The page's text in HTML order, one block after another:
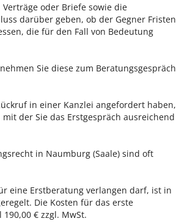
oder Briefe sowie die
darüber geben, ob der Gegner Fristen
die für den Fall von Bedeutung
Sie diese zum Beratungsgespräch
in einer Kanzlei angefordert haben,
der Sie das Erstgespräch ausreichend
in Naumburg (Saale) sind oft
eine Erstberatung verlangen darf, ist in
Die Kosten für das erste
€ zzgl. MwSt.